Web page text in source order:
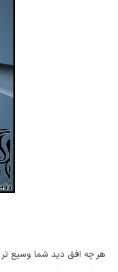
هر چه افق دید شما وسیع تر